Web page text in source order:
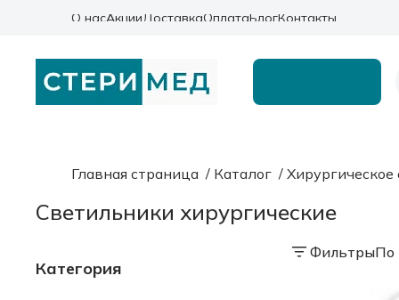
О насАкцииДоставкаОплатаБлогКонтакты
Главная страница / Каталог /
Светильники хирургические
ФильтрыПо
Категория